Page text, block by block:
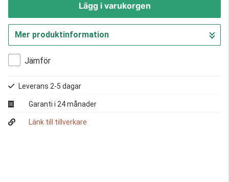
Lägg i varukorgen
Gå till kassan
Mer produktinformation
Jämför
Leverans 2-5 dagar
Garanti i 24 månader
Länk till tillverkare